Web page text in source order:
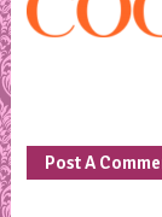
Post A